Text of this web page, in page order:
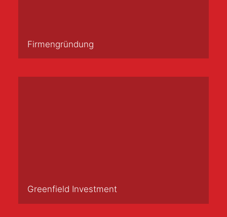
Firmengründung
Greenfield Investment